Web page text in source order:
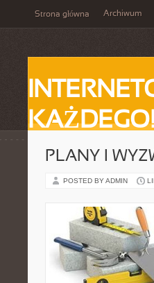
Strona główna Archiwum
PLANY I
POSTED BY ADMIN